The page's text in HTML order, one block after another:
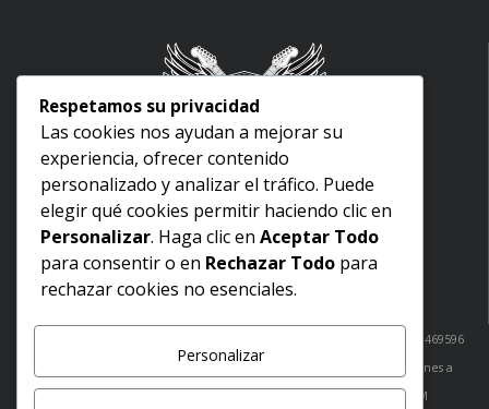
Inicio
Nosotros
Aviso legal
Términos y condiciones
Politica de devoluciones
¿Dudas? Comunicate con nosotros: Cabo San Lucas: 6241051520 / 6241469596
Lunes a
Sábados de 10:00 AM a 18:00 PM
Respetamos su privacidad
Las cookies nos ayudan a mejorar su
experiencia, ofrecer contenido
personalizado y analizar el tráfico. Puede
elegir qué cookies permitir haciendo clic en
Personalizar. Haga clic en Aceptar Todo
para consentir o en Rechazar Todo para
rechazar cookies no esenciales.
Personalizar